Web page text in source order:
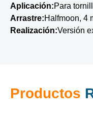
Aplicación:Para
Arrastre:Halfmoon, 4
Realización:Versión
Productos